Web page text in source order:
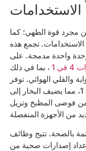
الاستخدامات
مجرد قوة الطهي؛ كما
تجمع هذه
واحدة مدمجة. على
في 1
، بما في ذلك
والقلي الهوائي. توفر
الوحدات المتقدمة الأخرى طهيًا 5 في 1، مما يضيف البخار إلى
من فوضى المطبخ وتزيل
بالصحة. تتيح وظائف
إصدارات صحية من